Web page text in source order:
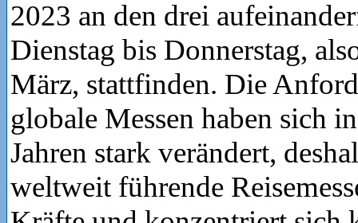
2023 an den drei
Dienstag bis Donnerstag,
März, stattfinden. Die
globale Messen haben sich
Jahren stark verändert,
weltweit führende